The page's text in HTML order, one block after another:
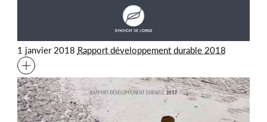
1 janvier 2018 Rapport développement durable 2018